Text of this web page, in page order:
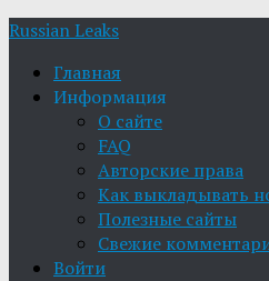
Russian Leaks
Главная
Информация
О сайте
FAQ
Авторские права
Как выкладывать
Полезные сайты
Свежие
Войти